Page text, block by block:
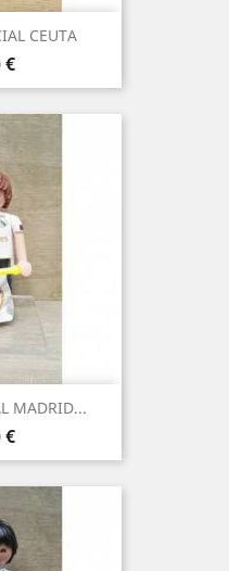
CEUTA
€
MADRID...
€